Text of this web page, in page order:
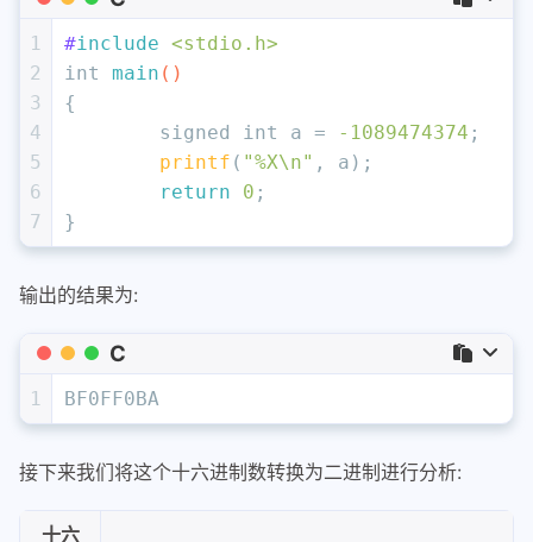
1
2
3
4
5
6
7
#include <stdio.h>
int
main ()
{
signed
int a = -1089474374 ;
printf ( "%X\n" , a);
return
0 ;
}
输出的结果为:
C
1 BF0FF0BA
接下来我们将这个十六进制数转换为二进制进行分析:
十六